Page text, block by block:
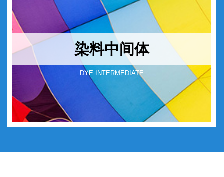
染料中间体
DYE INTERMEDIATE